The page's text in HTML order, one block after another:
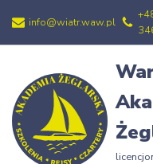
Przejdź
treści
info@wiatr.waw.pl